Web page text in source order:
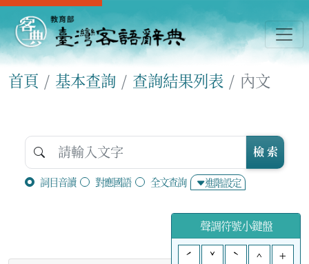
首頁 基本查詢 查詢結果列表 內文
詞目音讀 對應國語 全文查詢 進階設定
檢 索
聲調符號小鍵盤
ˊ
ˇ ˋ ^ +